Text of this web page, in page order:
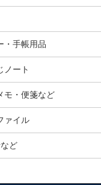
・手帳用品
ノート
モ・便箋など
ァイル
ど